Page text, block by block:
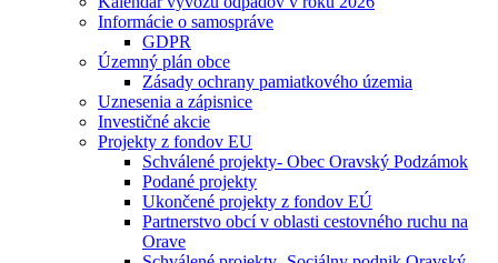
Informácie o samospráve
GDPR
Územný plán obce
Zásady ochrany pamiatkového územia
Uznesenia a zápisnice
Investičné akcie
Projekty z fondov EU
Schválené projekty- Obec Oravský Podzámok
Podané projekty
Ukončené projekty z fondov EÚ
Partnerstvo obcí v oblasti cestovného ruchu na
Orave